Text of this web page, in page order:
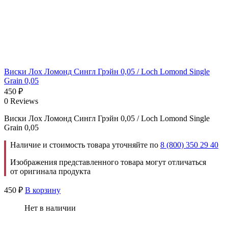
Виски Лох Ломонд Сингл Грэйн 0,05 / Loch Lomond Single
Grain 0,05
450 ₽
0 Reviews
Виски Лох Ломонд Сингл Грэйн 0,05 / Loch Lomond Single
Grain 0,05
Наличие и стоимость товара уточняйте по 8 (800) 350 29 40
Изображения представленного товара могут отличаться
от оригинала продукта
450 ₽ В корзину
Нет в наличии